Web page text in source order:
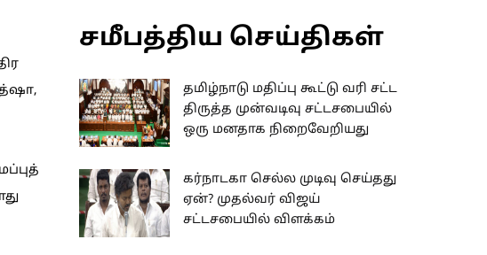
சமீபத்திய செய்திகள்
தமிழ்நாடு மதிப்பு கூட்டு வரி சட்ட
திருத்த முன்வடிவு சட்டசபையில்
ஒரு மனதாக நிறைவேறியது
கர்நாடகா செல்ல முடிவு செய்தது
ஏன்? முதல்வர் விஜய்
சட்டசபையில் விளக்கம்